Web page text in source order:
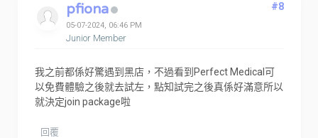
pfiona
05-07-2024, 06:46 PM
Junior Member
#8
我之前都係好驚遇到黑店，不過看到Perfect Medical可
以免費體驗之後就去試左，點知試完之後真係好滿意所以
就決定join package啦
回覆